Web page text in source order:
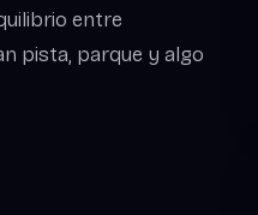
entre
pista, parque y algo